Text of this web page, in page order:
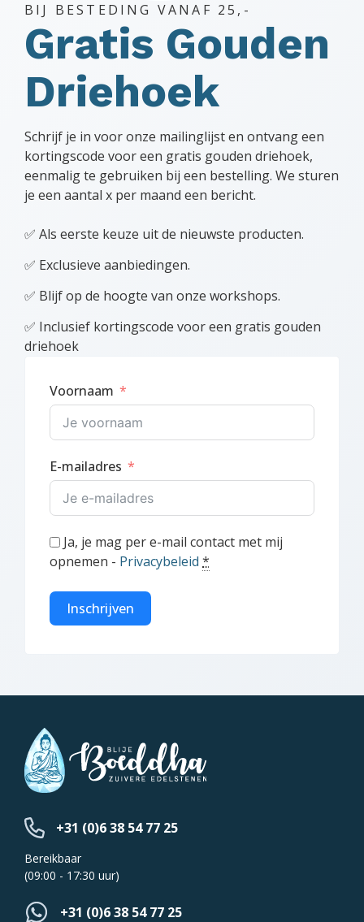
BIJ BESTEDING VANAF 25,-
Gratis Gouden
Driehoek
Schrijf je in voor onze mailinglijst en ontvang een
kortingscode voor een gratis gouden driehoek,
eenmalig te gebruiken bij een bestelling. We sturen
je een aantal x per maand een bericht.
✅ Als eerste keuze uit de nieuwste producten.
✅ Exclusieve aanbiedingen.
✅ Blijf op de hoogte van onze workshops.
✅ Inclusief kortingscode voor een gratis gouden
driehoek
Voornaam
E-mailadres
Ja, je mag per e-mail contact met mij
opnemen - Privacybeleid *
Inschrijven
+31 (0)6 38 54 77 25
Bereikbaar
(09:00 - 17:30 uur)
+31 (0)6 38 54 77 25